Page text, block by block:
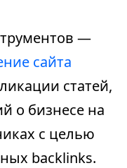
—
сайта
статей,
о бизнесе на
с целью
backlinks.